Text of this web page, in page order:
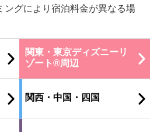
ングにより宿泊料金が異なる場
関東・東京ディズニーリ
ゾート®周辺
関西・中国・四国